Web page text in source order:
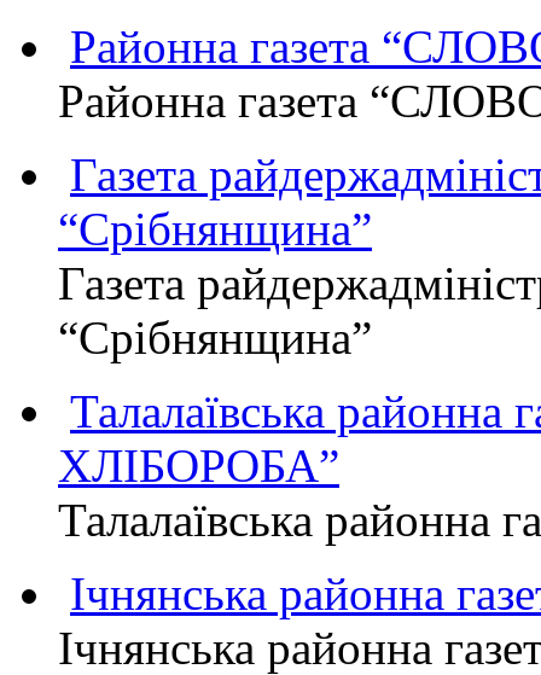
Районна газета
Районна газета
Газета
“Срібнянщина”
Газета
“Срібнянщина”
Талалаївська
ХЛІБОРОБА”
Талалаївська
Ічнянська районна
Ічнянська районна